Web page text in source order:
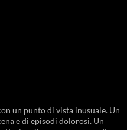
un punto di vista inusuale. Un
e di episodi dolorosi. Un